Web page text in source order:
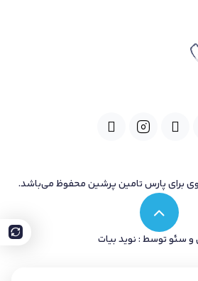
برای پارس تامین پرشین محفوظ می‌باشد.
و سئو توسط : نوید بیات